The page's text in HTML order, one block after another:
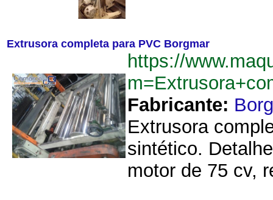
Extrusora completa para PVC Borgmar
https://
Fabricante:
Extrusora
sintético.
motor de 75 cv,